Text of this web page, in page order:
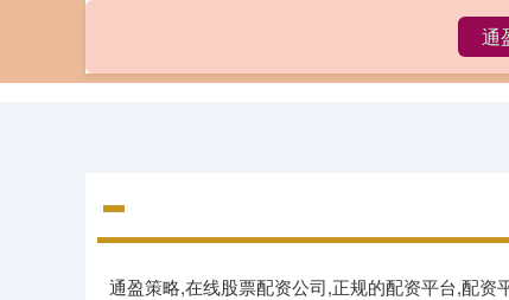
通盈策略,在线股票配资公司,正规的配资平台,配资
通